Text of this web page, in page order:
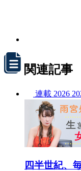
関連記事
連載 2026
四半世紀、